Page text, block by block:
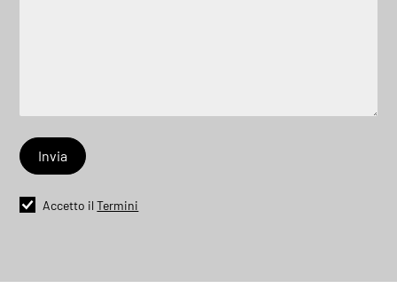
Accetto ilTermini